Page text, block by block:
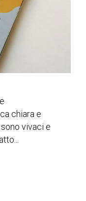
chiara e
vivaci e